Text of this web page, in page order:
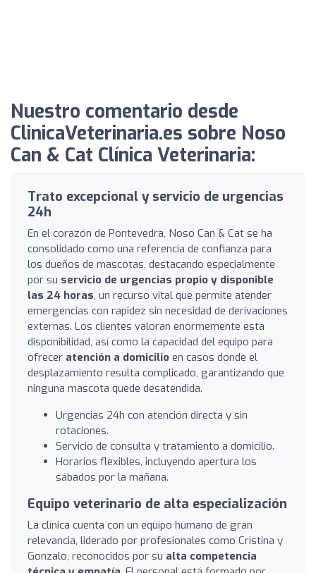
Nuestro comentario desde
ClinicaVeterinaria.es sobre Noso
Can & Cat Clínica Veterinaria:
Trato excepcional y servicio de urgencias
24h
En el corazón de Pontevedra, Noso Can & Cat se ha
consolidado como una referencia de confianza para
los dueños de mascotas, destacando especialmente
por su servicio de urgencias propio y disponible
las 24 horas, un recurso vital que permite atender
emergencias con rapidez sin necesidad de derivaciones
externas. Los clientes valoran enormemente esta
disponibilidad, así como la capacidad del equipo para
ofrecer atención a domicilio en casos donde el
desplazamiento resulta complicado, garantizando que
ninguna mascota quede desatendida.
Urgencias 24h con atención directa y sin
rotaciones.
Servicio de consulta y tratamiento a domicilio.
Horarios flexibles, incluyendo apertura los
sábados por la mañana.
Equipo veterinario de alta especialización
La clínica cuenta con un equipo humano de gran
relevancia, liderado por profesionales como Cristina y
Gonzalo, reconocidos por su alta competencia